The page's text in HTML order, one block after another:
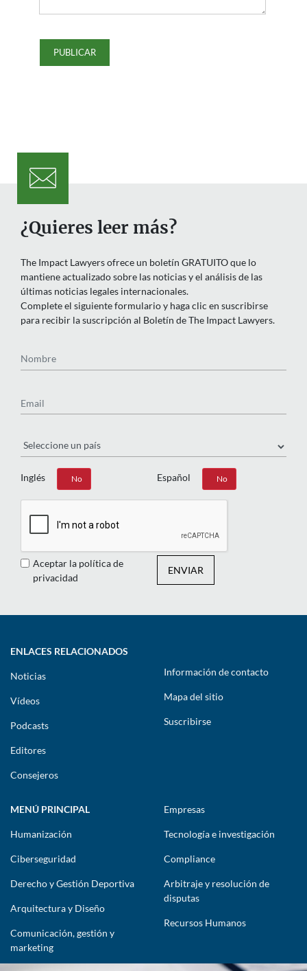
¿Quieres leer más?
The Impact Lawyers ofrece un boletín GRATUITO que lo
mantiene actualizado sobre las noticias y el análisis de las
últimas noticias legales internacionales.
Complete el siguiente formulario y haga clic en suscribirse
para recibir la suscripción al Boletín de The Impact Lawyers.
Inglés
Sí No Español
Sí No
Aceptar la política de
privacidad
ENVIAR
ENLACES RELACIONADOS
Noticias
Vídeos
Podcasts
Editores
Consejeros
Información de contacto
Mapa del sitio
Suscribirse
MENÚ PRINCIPAL
Humanización
Ciberseguridad
Derecho y Gestión Deportiva
Arquitectura y Diseño
Comunicación, gestión y
marketing
Empresas
Tecnología e investigación
Compliance
Arbitraje y resolución de
disputas
Recursos Humanos